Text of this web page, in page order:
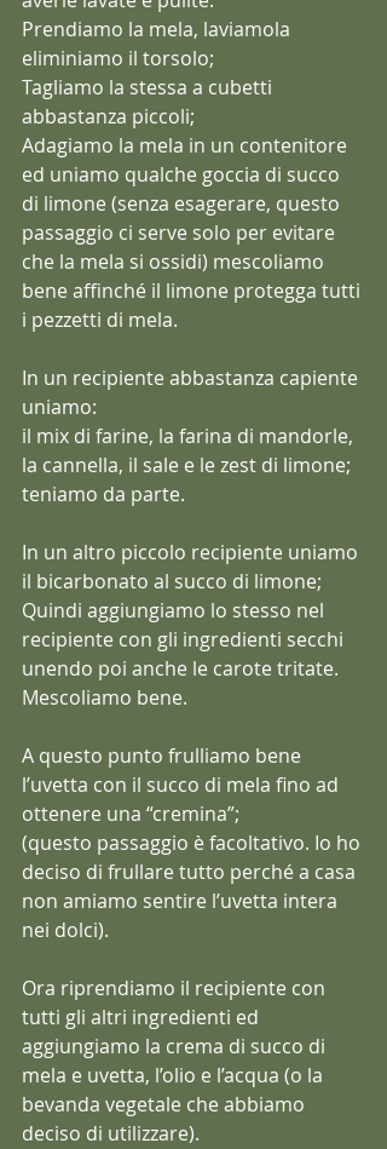
Prendiamo la mela, laviamola
eliminiamo il torsolo;
Tagliamo la stessa a cubetti
abbastanza piccoli;
Adagiamo la mela in un contenitore
ed uniamo qualche goccia di succo
di limone (senza esagerare, questo
passaggio ci serve solo per evitare
che la mela si ossidi) mescoliamo
bene affinché il limone protegga tutti
i pezzetti di mela.
In un recipiente abbastanza capiente
uniamo:
il mix di farine, la farina di mandorle,
la cannella, il sale e le zest di limone;
teniamo da parte.
In un altro piccolo recipiente uniamo
il bicarbonato al succo di limone;
Quindi aggiungiamo lo stesso nel
recipiente con gli ingredienti secchi
unendo poi anche le carote tritate.
Mescoliamo bene.
A questo punto frulliamo bene
l’uvetta con il succo di mela fino ad
ottenere una “cremina”;
(questo passaggio è facoltativo. Io ho
deciso di frullare tutto perché a casa
non amiamo sentire l’uvetta intera
nei dolci).
Ora riprendiamo il recipiente con
tutti gli altri ingredienti ed
aggiungiamo la crema di succo di
mela e uvetta, l’olio e l’acqua (o la
bevanda vegetale che abbiamo
deciso di utilizzare).